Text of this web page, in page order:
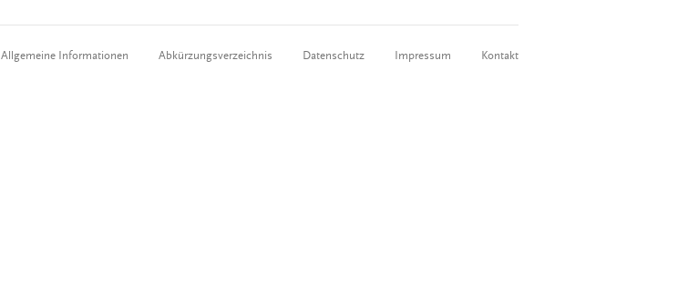
Allgemeine Informationen Abkürzungsverzeichnis Datenschutz Impressum Kontakt